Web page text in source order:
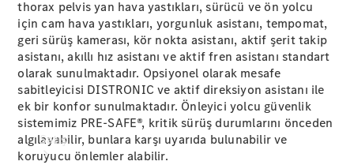
Satış
thorax pelvis yan hava yastıkları, sürücü ve ön yolcu
için cam hava yastıkları, yorgunluk asistanı, tempomat,
geri sürüş kamerası, kör nokta asistanı, aktif şerit takip
asistanı, akıllı hız asistanı ve aktif fren asistanı standart
olarak sunulmaktadır. Opsiyonel olarak mesafe
sabitleyicisi DISTRONIC ve aktif direksiyon asistanı ile
ek bir konfor sunulmaktadır. Önleyici yolcu güvenlik
sistemimiz PRE-SAFE®, kritik sürüş durumlarını önceden
algılayabilir, bunlara karşı uyarıda bulunabilir ve
koruyucu önlemler alabilir.